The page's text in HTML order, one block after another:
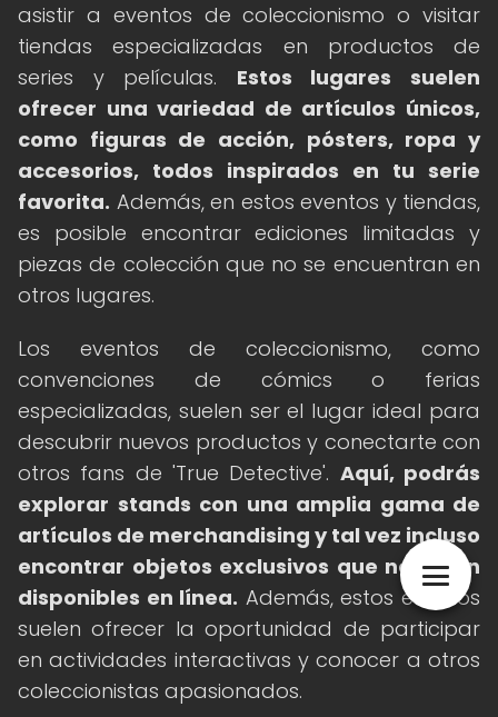
asistir a eventos de coleccionismo o visitar
tiendas especializadas en productos de
series y películas. Estos lugares suelen
ofrecer una variedad de artículos únicos,
como figuras de acción, pósters, ropa y
accesorios, todos inspirados en tu serie
favorita. Además, en estos eventos y tiendas,
es posible encontrar ediciones limitadas y
piezas de colección que no se encuentran en
otros lugares.
Los eventos de coleccionismo, como
convenciones de cómics o ferias
especializadas, suelen ser el lugar ideal para
descubrir nuevos productos y conectarte con
otros fans de 'True Detective'. Aquí, podrás
explorar stands con una amplia gama de
artículos de merchandising y tal vez incluso
encontrar objetos exclusivos que no están
disponibles en línea. Además, estos eventos
suelen ofrecer la oportunidad de participar
en actividades interactivas y conocer a otros
coleccionistas apasionados.